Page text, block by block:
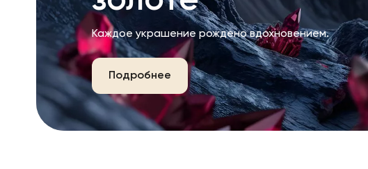
Каждое украшение рождено вдохновением.
Подробнее